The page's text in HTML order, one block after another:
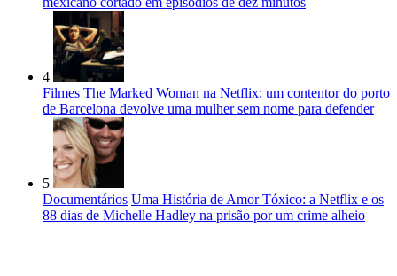
4
Filmes The Marked Woman na Netflix: um contentor do porto
de Barcelona devolve uma mulher sem nome para defender
5
Documentários Uma História de Amor Tóxico: a Netflix e os
88 dias de Michelle Hadley na prisão por um crime alheio